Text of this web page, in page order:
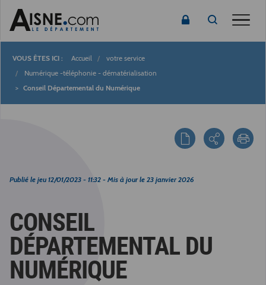
Fil
d'Ariane
Accueil
votre service
Numérique -téléphonie - dématérialisation
Conseil Départemental du Numérique
Publié le jeu 12/01/2023 - 11:32 - Mis à jour le 23 janvier 2026
CONSEIL
DÉPARTEMENTAL DU
NUMÉRIQUE